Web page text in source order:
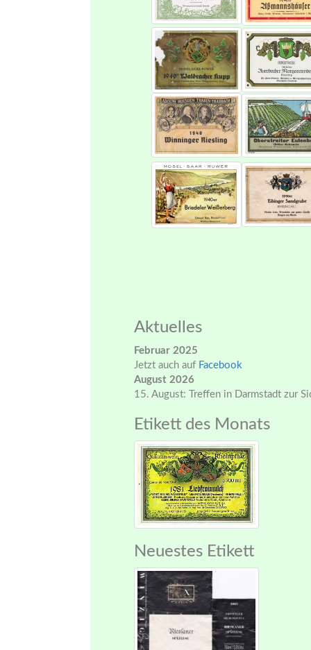
Aktuelles
Februar 2025
Jetzt auch auf Facebook
August 2026
15. August: Treffen in Darmstadt zur
Etikett des Monats
Neuestes Etikett